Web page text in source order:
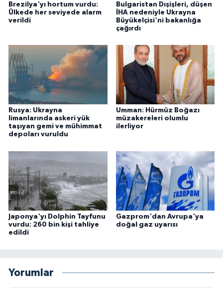
Brezilya'yı hortum vurdu:
Ülkede her seviyede alarm
verildi
Bulgaristan Dışişleri, düşen
İHA nedeniyle Ukrayna
Büyükelçisi'ni bakanlığa
çağırdı
Rusya: Ukrayna
limanlarında askeri yük
taşıyan gemi ve mühimmat
depoları vuruldu
Umman: Hürmüz Boğazı
müzakereleri olumlu
ilerliyor
Japonya'yı Dolphin Tayfunu
vurdu: 260 bin kişi tahliye
edildi
Gazprom'dan Avrupa'ya
doğal gaz uyarısı
Yorumlar